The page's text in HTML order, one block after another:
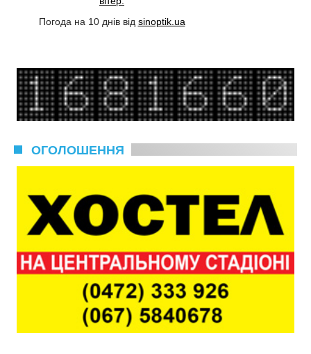
Погода на 10 днів від sinoptik.ua
ОГОЛОШЕННЯ